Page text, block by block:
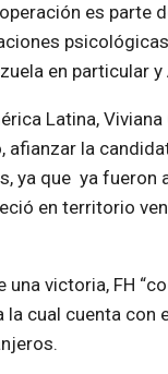
es parte
en particular
Latina,
la
ya que ya fueron
en territorio
victoria, FH
cual cuenta